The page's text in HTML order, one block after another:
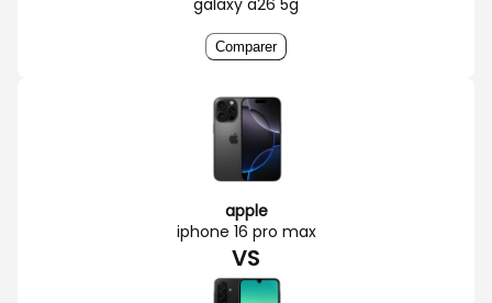
Comparer
apple
iphone 16 pro max
VS